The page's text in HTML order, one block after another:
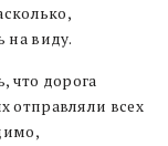
на виду.
что дорога
отправляли всех